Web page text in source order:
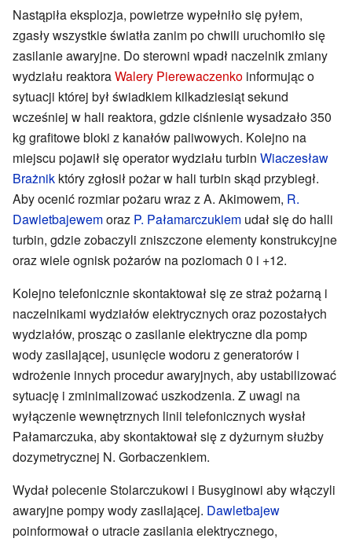
Nastąpiła eksplozja, powietrze wypełniło się pyłem,
zgasły wszystkie światła zanim po chwili uruchomiło się
zasilanie awaryjne. Do sterowni wpadł naczelnik zmiany
wydziału reaktoraWalery Pierewaczenko informując o
sytuacji której był świadkiem kilkadziesiąt sekund
wcześniej w hali reaktora, gdzie ciśnienie wysadzało 350
kg grafitowe bloki z kanałów paliwowych. Kolejno na
miejscu pojawił się operator wydziału turbin Wiaczesław
Brażnik który zgłosił pożar w hali turbin skąd przybiegł.
Aby ocenić rozmiar pożaru wraz z A. Akimowem, R.
Dawletbajewemoraz P. Pałamarczukiem udał się do halli
turbin, gdzie zobaczyli zniszczone elementy konstrukcyjne
oraz wiele ognisk pożarów na poziomach 0 i +12.
Kolejno telefonicznie skontaktował się ze straż pożarną i
naczelnikami wydziałów elektrycznych oraz pozostałych
wydziałów, prosząc o zasilanie elektryczne dla pomp
wody zasilającej, usunięcie wodoru z generatorów i
wdrożenie innych procedur awaryjnych, aby ustabilizować
sytuację i zminimalizować uszkodzenia. Z uwagi na
wyłączenie wewnętrznych linii telefonicznych wysłał
Pałamarczuka, aby skontaktował się z dyżurnym służby
dozymetrycznej N. Gorbaczenkiem.
Wydał polecenie Stolarczukowi i Busyginowi aby włączyli
awaryjne pompy wody zasilającej. Dawletbajew
poinformował o utracie zasilania elektrycznego,